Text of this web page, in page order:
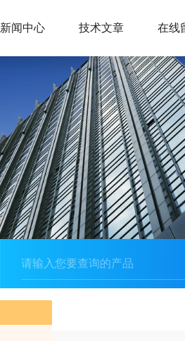
新闻中心 技术文章 在线